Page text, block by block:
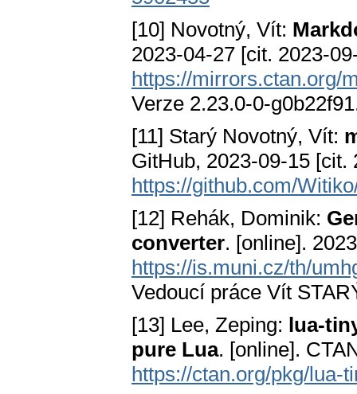
[10] Novotný, Vít:
2023-04-27 [cit. 2023-
https://mirrors.ctan.org/
Verze 2.23.0-0-
[11] Starý Novotný, Vít:
GitHub, 2023-09-15 [cit.
https://github.com/
[12] Rehák, Dominik:
converter. [online].
https://is.muni.cz/th/
Vedoucí práce Vít
[13] Lee, Zeping: lua-
pure Lua. [online].
https://ctan.org/pkg/lua-